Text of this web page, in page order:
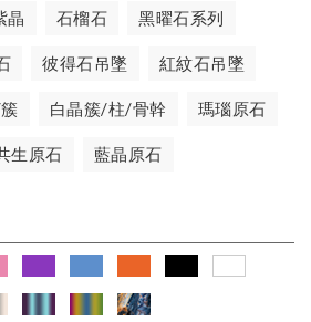
晶 石榴石 黑曜石系列
彼得石吊墜 紅紋石吊墜
白晶簇/柱/骨幹 瑪瑙原石
生原石 藍晶原石